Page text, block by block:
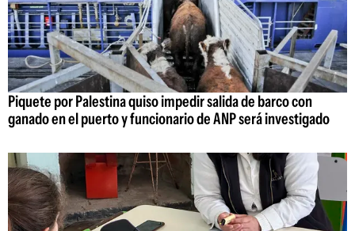
Piquete por Palestina quiso impedir salida de barco con
ganado en el puerto y funcionario de ANP será investigado